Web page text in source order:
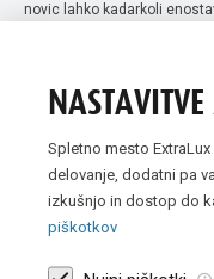
novic lahko kadarkoli
Spletno mesto
delovanje, dodatni pa
izkušnjo in dostop do
piškotkov